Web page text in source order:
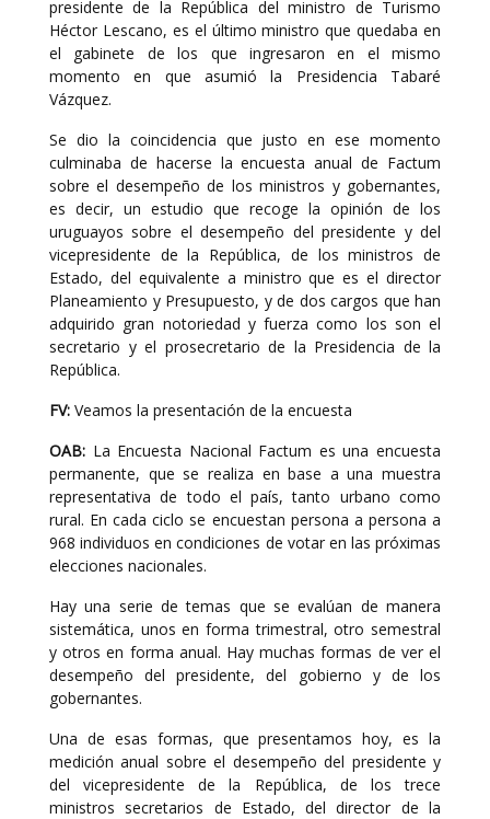
presidente de la República del ministro de Turismo
Héctor Lescano, es el último ministro que quedaba en
el gabinete de los que ingresaron en el mismo
momento en que asumió la Presidencia Tabaré
Vázquez.
Se dio la coincidencia que justo en ese momento
culminaba de hacerse la encuesta anual de Factum
sobre el desempeño de los ministros y gobernantes,
es decir, un estudio que recoge la opinión de los
uruguayos sobre el desempeño del presidente y del
vicepresidente de la República, de los ministros de
Estado, del equivalente a ministro que es el director
Planeamiento y Presupuesto, y de dos cargos que han
adquirido gran notoriedad y fuerza como los son el
secretario y el prosecretario de la Presidencia de la
República.
FV: Veamos la presentación de la encuesta
OAB: La Encuesta Nacional Factum es una encuesta
permanente, que se realiza en base a una muestra
representativa de todo el país, tanto urbano como
rural. En cada ciclo se encuestan persona a persona a
968 individuos en condiciones de votar en las próximas
elecciones nacionales.
Hay una serie de temas que se evalúan de manera
sistemática, unos en forma trimestral, otro semestral
y otros en forma anual. Hay muchas formas de ver el
desempeño del presidente, del gobierno y de los
gobernantes.
Una de esas formas, que presentamos hoy, es la
medición anual sobre el desempeño del presidente y
del vicepresidente de la República, de los trece
ministros secretarios de Estado, del director de la